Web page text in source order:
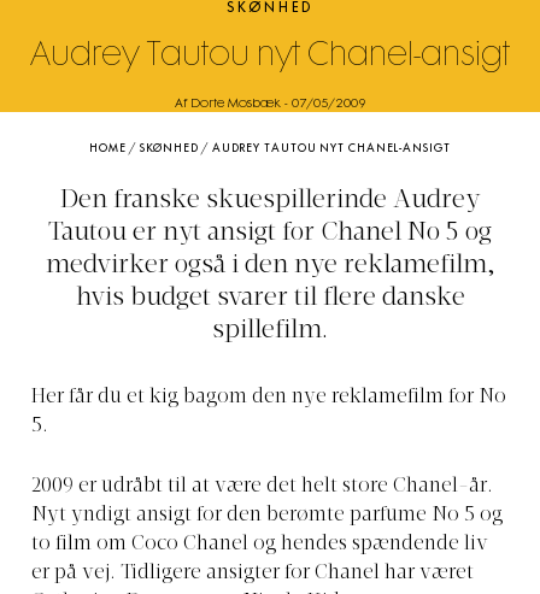
SKØNHED
Audrey Tautou nyt Chanel-ansigt
Af Dorte Mosbæk - 07/05/2009
HOME / SKØNHED / AUDREY TAUTOU NYT CHANEL-ANSIGT
Den franske skuespillerinde Audrey
Tautou er nyt ansigt for Chanel No 5 og
medvirker også i den nye reklamefilm,
hvis budget svarer til flere danske
spillefilm.
Her får du et kig bagom den nye reklamefilm for No
5.
2009 er udråbt til at være det helt store Chanel-år.
Nyt yndigt ansigt for den berømte parfume No 5 og
to film om Coco Chanel og hendes spændende liv
er på vej. Tidligere ansigter for Chanel har været